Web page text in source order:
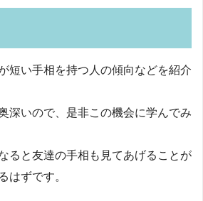
短い手相を持つ人の傾向などを紹介
深いので、是非この機会に学んでみ
ると友達の手相も見てあげることが
はずです。